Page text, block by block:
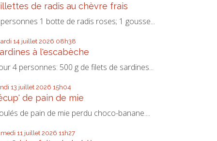
de radis au chèvre frais
1 botte de radis roses; 1 gousse...
14 juillet 2026 08h38
à l'escabèche
4 personnes: 500 g de filets de sardines...
13 juillet 2026 15h04
de pain de mie
de pain de mie perdu choco-banane....
11 juillet 2026 11h27